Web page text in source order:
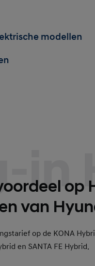
modellen
in op
van
op de KONA
en SANTA FE Hybrid.